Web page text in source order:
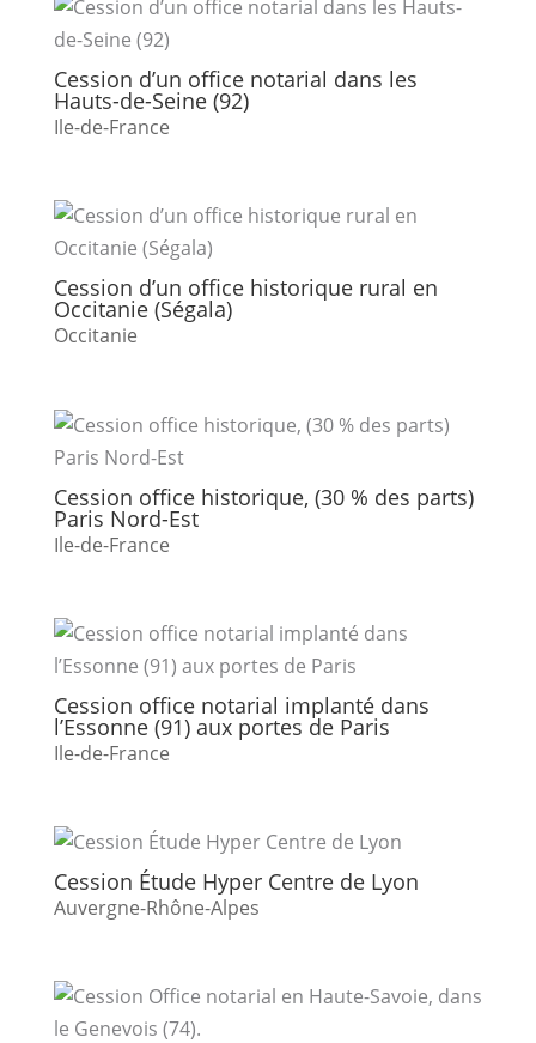
Cession d’un office notarial dans les
Hauts-de-Seine (92)
Ile-de-France
Cession d’un office historique rural en
Occitanie (Ségala)
Occitanie
Cession office historique, (30 % des parts)
Paris Nord-Est
Ile-de-France
Cession office notarial implanté dans
l’Essonne (91) aux portes de Paris
Ile-de-France
Cession Étude Hyper Centre de Lyon
Auvergne-Rhône-Alpes